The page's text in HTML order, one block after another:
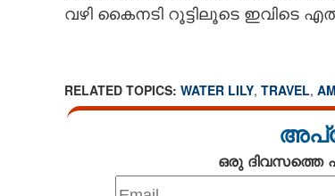
വഴി കൈനടി റൂട്ടിലൂടെ ഇവിടെ
RELATED TOPICS: WATER LILY, TRAVEL,
ഒരു ദിവസത്തെ